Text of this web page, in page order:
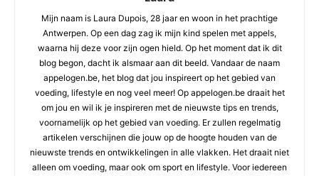
Mijn naam is Laura Dupois, 28 jaar en woon in het prachtige
Antwerpen. Op een dag zag ik mijn kind spelen met appels,
waarna hij deze voor zijn ogen hield. Op het moment dat ik dit
blog begon, dacht ik alsmaar aan dit beeld. Vandaar de naam
appelogen.be, het blog dat jou inspireert op het gebied van
voeding, lifestyle en nog veel meer! Op appelogen.be draait het
om jou en wil ik je inspireren met de nieuwste tips en trends,
voornamelijk op het gebied van voeding. Er zullen regelmatig
artikelen verschijnen die jouw op de hoogte houden van de
nieuwste trends en ontwikkelingen in alle vlakken. Het draait niet
alleen om voeding, maar ook om sport en lifestyle. Voor iedereen